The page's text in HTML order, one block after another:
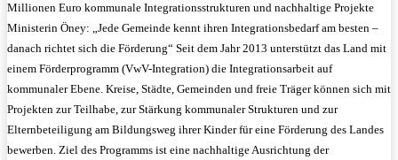
Millionen Euro kommunale Integrationsstrukturen und nachhaltige Projekte
Ministerin Öney: „Jede Gemeinde kennt ihren Integrationsbedarf am besten –
danach richtet sich die Förderung“ Seit dem Jahr 2013 unterstützt das Land mit
einem Förderprogramm (VwV-Integration) die Integrationsarbeit auf
kommunaler Ebene. Kreise, Städte, Gemeinden und freie Träger können sich mit
Projekten zur Teilhabe, zur Stärkung kommunaler Strukturen und zur
Elternbeteiligung am Bildungsweg ihrer Kinder für eine Förderung des Landes
bewerben. Ziel des Programms ist eine nachhaltige Ausrichtung der